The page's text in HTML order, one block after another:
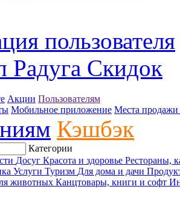
пользователя
Акции Пользователям
Мобильное приложение Места продажи
Кэшбэк
Категории
Досуг Красота и здоровье Рестораны,
Услуги Туризм Для дома и дачи
животных Канцтовары, книги и софт